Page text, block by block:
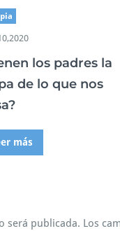
los padres la
de lo que nos
más
será publicada. Los